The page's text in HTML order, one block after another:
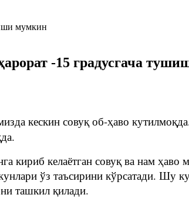
-15 градусгача
кескин совуқ об-ҳаво
кириб келаётган совуқ ва нам ҳаво
ўз таъсирини кўрсатади. Шу
ташкил қилади.